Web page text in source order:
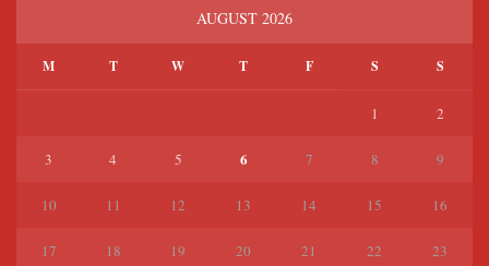
AUGUST 2026
M T W T F S S
1 2
3 4 5 6 7 8 9
10 11 12 13 14 15 16
17 18 19 20 21 22 23